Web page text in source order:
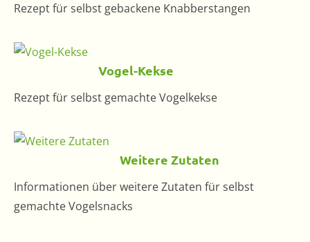
Rezept für selbst gebackene Knabberstangen
Vogel-Kekse
Rezept für selbst gemachte Vogelkekse
Weitere Zutaten
Informationen über weitere Zutaten für selbst
gemachte Vogelsnacks